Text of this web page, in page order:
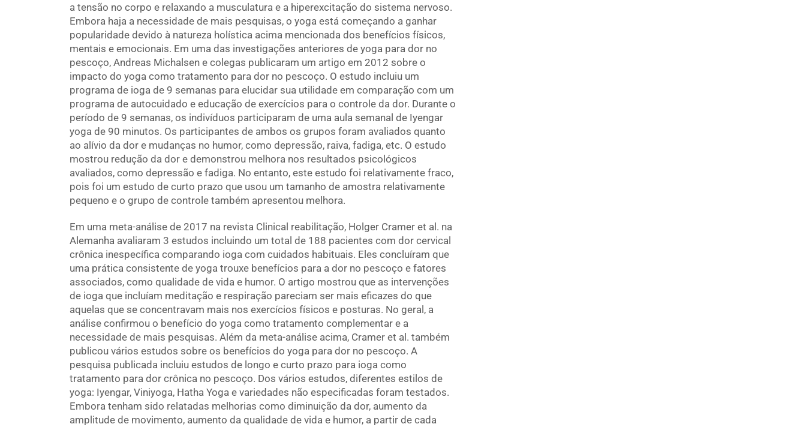
a tensão no corpo e relaxando a musculatura e a hiperexcitação do sistema nervoso.
Embora haja a necessidade de mais pesquisas, o yoga está começando a ganhar
popularidade devido à natureza holística acima mencionada dos benefícios físicos,
mentais e emocionais. Em uma das investigações anteriores de yoga para dor no
pescoço, Andreas Michalsen e colegas publicaram um artigo em 2012 sobre o
impacto do yoga como tratamento para dor no pescoço. O estudo incluiu um
programa de ioga de 9 semanas para elucidar sua utilidade em comparação com um
programa de autocuidado e educação de exercícios para o controle da dor. Durante o
período de 9 semanas, os indivíduos participaram de uma aula semanal de Iyengar
yoga de 90 minutos. Os participantes de ambos os grupos foram avaliados quanto
ao alívio da dor e mudanças no humor, como depressão, raiva, fadiga, etc. O estudo
mostrou redução da dor e demonstrou melhora nos resultados psicológicos
avaliados, como depressão e fadiga. No entanto, este estudo foi relativamente fraco,
pois foi um estudo de curto prazo que usou um tamanho de amostra relativamente
pequeno e o grupo de controle também apresentou melhora.
Em uma meta-análise de 2017 na revista Clinical reabilitação, Holger Cramer et al. na
Alemanha avaliaram 3 estudos incluindo um total de 188 pacientes com dor cervical
crônica inespecífica comparando ioga com cuidados habituais. Eles concluíram que
uma prática consistente de yoga trouxe benefícios para a dor no pescoço e fatores
associados, como qualidade de vida e humor. O artigo mostrou que as intervenções
de ioga que incluíam meditação e respiração pareciam ser mais eficazes do que
aquelas que se concentravam mais nos exercícios físicos e posturas. No geral, a
análise confirmou o benefício do yoga como tratamento complementar e a
necessidade de mais pesquisas. Além da meta-análise acima, Cramer et al. também
publicou vários estudos sobre os benefícios do yoga para dor no pescoço. A
pesquisa publicada incluiu estudos de longo e curto prazo para ioga como
tratamento para dor crônica no pescoço. Dos vários estudos, diferentes estilos de
yoga: Iyengar, Viniyoga, Hatha Yoga e variedades não especificadas foram testados.
Embora tenham sido relatadas melhorias como diminuição da dor, aumento da
amplitude de movimento, aumento da qualidade de vida e humor, a partir de cada